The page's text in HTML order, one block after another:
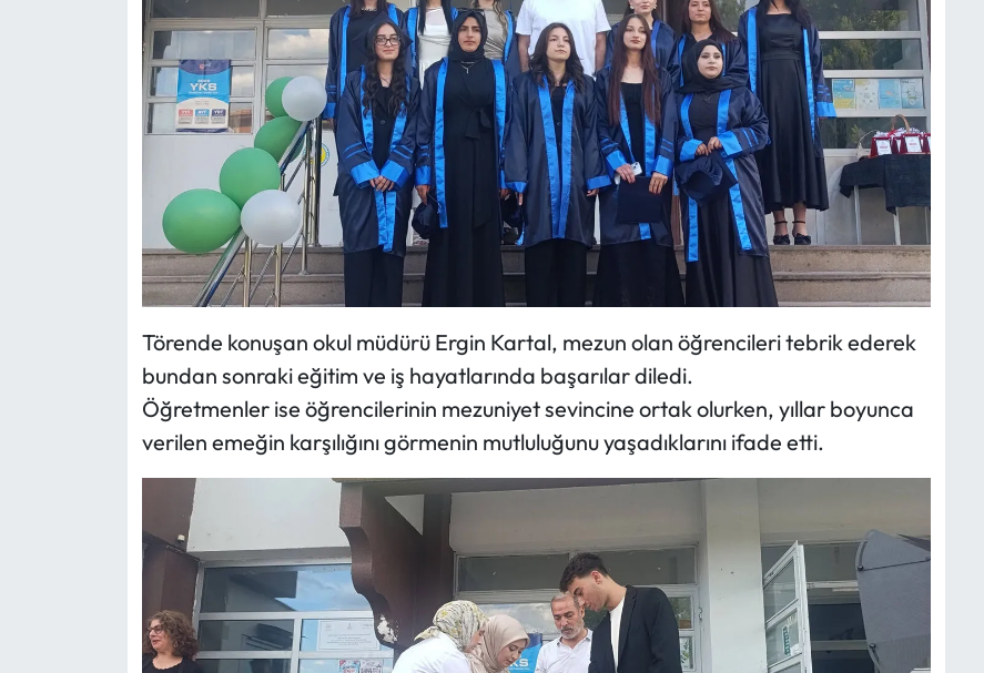
Törende konuşan okul müdürü Ergin Kartal, mezun olan öğrencileri tebrik ederek
bundan sonraki eğitim ve iş hayatlarında başarılar diledi.
Öğretmenler ise öğrencilerinin mezuniyet sevincine ortak olurken, yıllar boyunca
verilen emeğin karşılığını görmenin mutluluğunu yaşadıklarını ifade etti.
Yemek Tarifleri
Yerel Haberler